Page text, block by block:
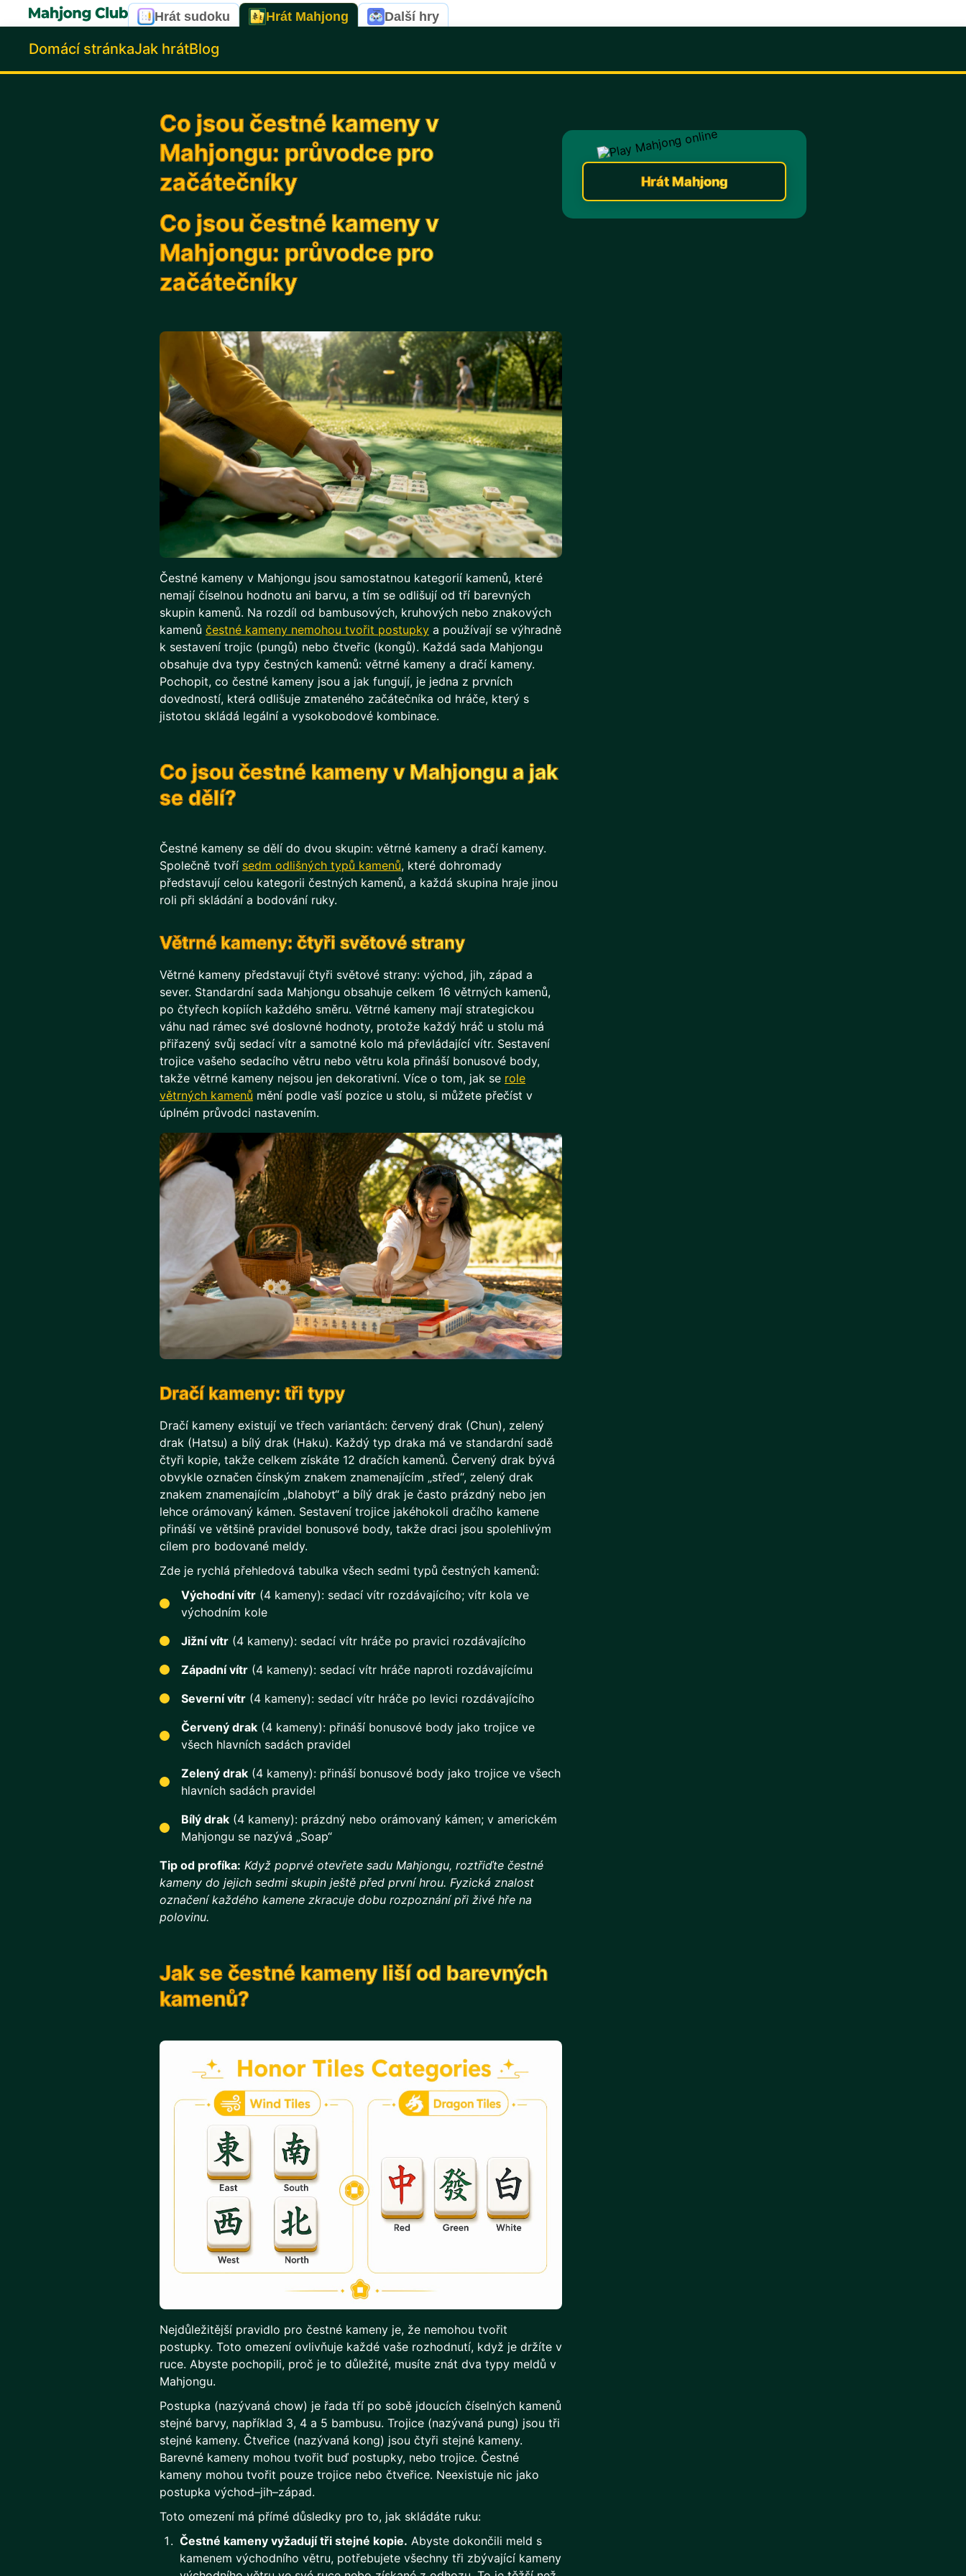
Hrát sudoku Hrát Mahjong Další hry
Domácí stránkaJak hrátBlog
Co jsou čestné kameny v
Mahjongu: průvodce pro
začátečníky
Co jsou čestné kameny v
Mahjongu: průvodce pro
začátečníky
Čestné kameny v Mahjongu jsou samostatnou kategorií kamenů, které
nemají číselnou hodnotu ani barvu, a tím se odlišují od tří barevných
skupin kamenů. Na rozdíl od bambusových, kruhových nebo znakových
kamenů čestné kameny nemohou tvořit postupky a používají se výhradně
k sestavení trojic (pungů) nebo čtveřic (kongů). Každá sada Mahjongu
obsahuje dva typy čestných kamenů: větrné kameny a dračí kameny.
Pochopit, co čestné kameny jsou a jak fungují, je jedna z prvních
dovedností, která odlišuje zmateného začátečníka od hráče, který s
jistotou skládá legální a vysokobodové kombinace.
Co jsou čestné kameny v Mahjongu a jak
se dělí?
Čestné kameny se dělí do dvou skupin: větrné kameny a dračí kameny.
Společně tvoří sedm odlišných typů kamenů, které dohromady
představují celou kategorii čestných kamenů, a každá skupina hraje jinou
roli při skládání a bodování ruky.
Větrné kameny: čtyři světové strany
Větrné kameny představují čtyři světové strany: východ, jih, západ a
sever. Standardní sada Mahjongu obsahuje celkem 16 větrných kamenů,
po čtyřech kopiích každého směru. Větrné kameny mají strategickou
váhu nad rámec své doslovné hodnoty, protože každý hráč u stolu má
přiřazený svůj sedací vítr a samotné kolo má převládající vítr. Sestavení
trojice vašeho sedacího větru nebo větru kola přináší bonusové body,
takže větrné kameny nejsou jen dekorativní. Více o tom, jak se role
větrných kamenů mění podle vaší pozice u stolu, si můžete přečíst v
úplném průvodci nastavením.
Dračí kameny: tři typy
Dračí kameny existují ve třech variantách: červený drak (Chun), zelený
drak (Hatsu) a bílý drak (Haku). Každý typ draka má ve standardní sadě
čtyři kopie, takže celkem získáte 12 dračích kamenů. Červený drak bývá
obvykle označen čínským znakem znamenajícím „střed“, zelený drak
znakem znamenajícím „blahobyt“ a bílý drak je často prázdný nebo jen
lehce orámovaný kámen. Sestavení trojice jakéhokoli dračího kamene
přináší ve většině pravidel bonusové body, takže draci jsou spolehlivým
cílem pro bodované meldy.
Zde je rychlá přehledová tabulka všech sedmi typů čestných kamenů:
Východní vítr (4 kameny): sedací vítr rozdávajícího; vítr kola ve
východním kole
Jižní vítr (4 kameny): sedací vítr hráče po pravici rozdávajícího
Západní vítr (4 kameny): sedací vítr hráče naproti rozdávajícímu
Severní vítr (4 kameny): sedací vítr hráče po levici rozdávajícího
Červený drak (4 kameny): přináší bonusové body jako trojice ve
všech hlavních sadách pravidel
Zelený drak (4 kameny): přináší bonusové body jako trojice ve všech
hlavních sadách pravidel
Bílý drak (4 kameny): prázdný nebo orámovaný kámen; v americkém
Mahjongu se nazývá „Soap“
Tip od profíka: Když poprvé otevřete sadu Mahjongu, roztřiďte čestné
kameny do jejich sedmi skupin ještě před první hrou. Fyzická znalost
označení každého kamene zkracuje dobu rozpoznání při živé hře na
polovinu.
Jak se čestné kameny liší od barevných
kamenů?
Nejdůležitější pravidlo pro čestné kameny je, že nemohou tvořit
postupky. Toto omezení ovlivňuje každé vaše rozhodnutí, když je držíte v
ruce. Abyste pochopili, proč je to důležité, musíte znát dva typy meldů v
Mahjongu.
Postupka (nazývaná chow) je řada tří po sobě jdoucích číselných kamenů
stejné barvy, například 3, 4 a 5 bambusu. Trojice (nazývaná pung) jsou tři
stejné kameny. Čtveřice (nazývaná kong) jsou čtyři stejné kameny.
Barevné kameny mohou tvořit buď postupky, nebo trojice. Čestné
kameny mohou tvořit pouze trojice nebo čtveřice. Neexistuje nic jako
postupka východ–jih–západ.
Toto omezení má přímé důsledky pro to, jak skládáte ruku:
Čestné kameny vyžadují tři stejné kopie. Abyste dokončili meld s
kamenem východního větru, potřebujete všechny tři zbývající kameny
Hrát Mahjong